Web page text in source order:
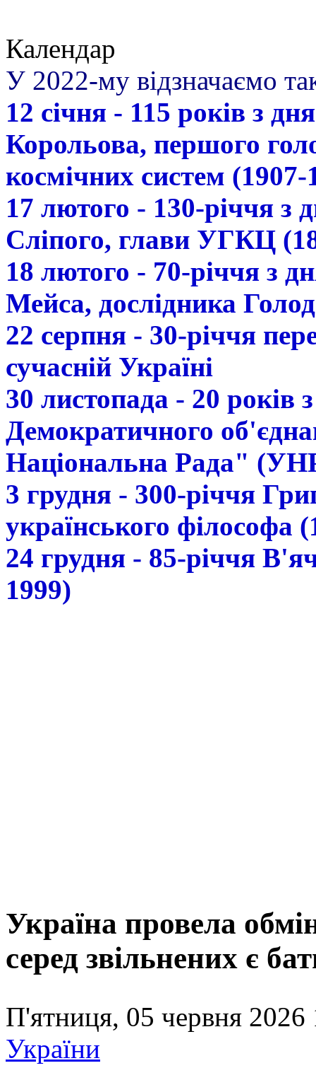
Календар
У 2022-му відзначаємо
12 січня - 115 років з
Корольова, першого
космічних систем (1907-
17 лютого - 130-річчя з
Сліпого, глави УГКЦ
18 лютого - 70-річчя з
Мейса, дослідника
22 серпня - 30-річчя
сучасній Україні
30 листопада - 20 років
Демократичного
Національна Рада"
3 грудня - 300-річчя
українського філософа
24 грудня - 85-річчя
1999)
Україна провела
серед звільнених є
П'ятниця, 05 червня
України